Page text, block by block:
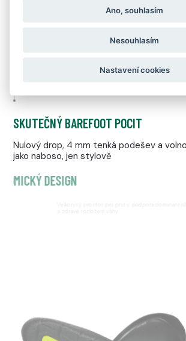
Navrženo pro dlažbu, beton, asfalt,
SKUTEČNÝ BAREFOOT POCIT
Nulový drop, 4 mm tenká podešev a
jako naboso, jen stylově
DESIGN
Ano, souhlasím
Nesouhlasím
Nastavení cookies